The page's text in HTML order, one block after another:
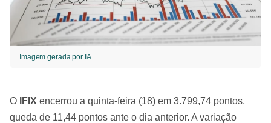
Imagem gerada por IA
O IFIX encerrou a quinta-feira (18) em 3.799,74 pontos,
queda de 11,44 pontos ante o dia anterior. A variação